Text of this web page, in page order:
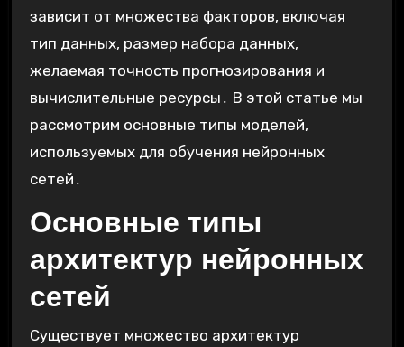
зависит от множества факторов, включая
тип данных, размер набора данных,
желаемая точность прогнозирования и
вычислительные ресурсы․ В этой статье мы
рассмотрим основные типы моделей,
используемых для обучения нейронных
сетей․
Основные типы
архитектур нейронных
сетей
Существует множество архитектур